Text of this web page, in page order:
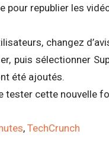
pour republier les
changez
puis sélectionner
été ajoutés.
tester cette nouvelle
, TechCrunch